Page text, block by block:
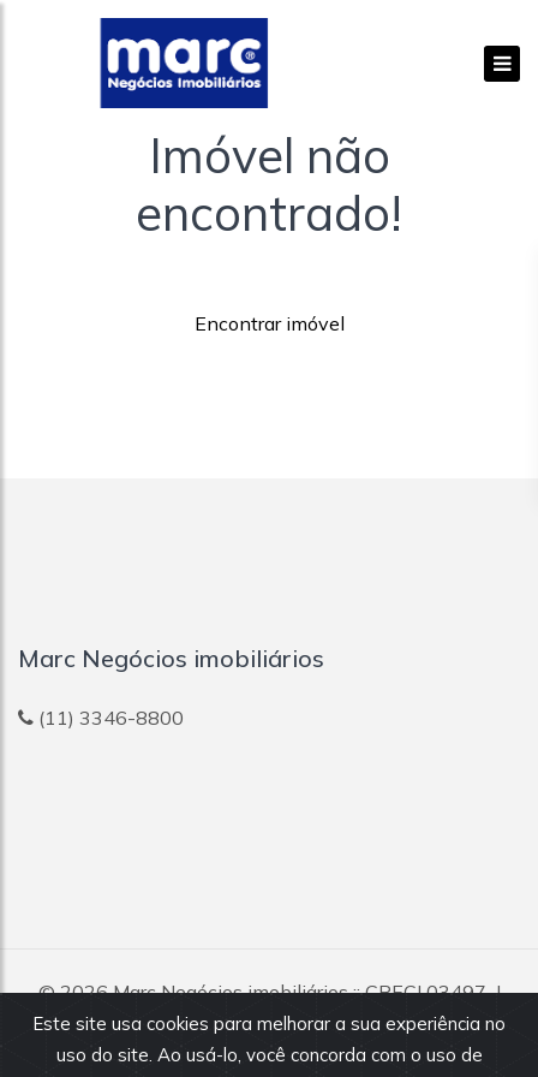
Imóvel não
encontrado!
Encontrar imóvel
Este site usa cookies para melhorar a sua experiência no
uso do site. Ao usá-lo, você concorda com o uso de
Marc Negócios imobiliários
(11) 3346-8800
© 2026Marc Negócios imobiliários:: CRECI 03497-J
Todos os direitos reservados.
Todas as informações e valores exibidos neste portal são